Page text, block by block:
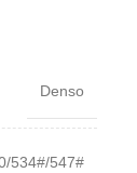
Denso
534#/547#